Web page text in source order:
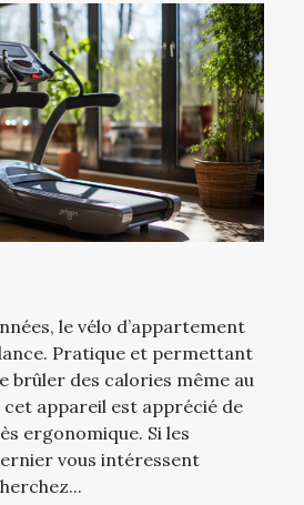
le vélo d’appartement
Pratique et permettant
brûler des calories même au
appareil est apprécié de
ergonomique. Si les
vous intéressent